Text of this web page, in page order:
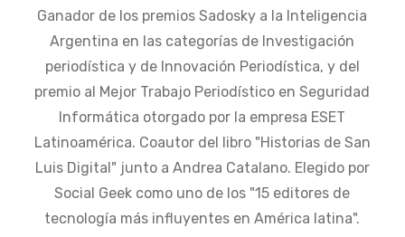
Ganador de los premios Sadosky a la Inteligencia
Argentina en las categorías de Investigación
periodística y de Innovación Periodística, y del
premio al Mejor Trabajo Periodístico en Seguridad
Informática otorgado por la empresa ESET
Latinoamérica. Coautor del libro "Historias de San
Luis Digital" junto a Andrea Catalano. Elegido por
Social Geek como uno de los "15 editores de
tecnología más influyentes en América latina".